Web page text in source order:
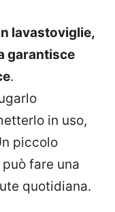
lavastoviglie,
garantisce
.
in uso,
piccolo
fare una
quotidiana.